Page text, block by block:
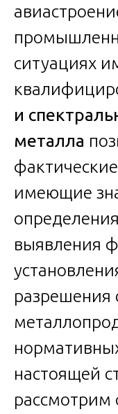
ситуациях
и
металла
имеющие
выявления
разрешения
настоящей
рассмотрим